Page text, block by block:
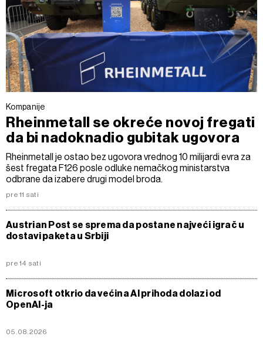
Kompanije
Rheinmetall se okreće novoj fregati
da bi nadoknadio gubitak ugovora
Rheinmetall je ostao bez ugovora vrednog 10 milijardi evra za
šest fregata F126 posle odluke nemačkog ministarstva
odbrane da izabere drugi model broda.
pre 11 sati
Austrian Post se sprema da postane najveći igrač u
dostavi paketa u Srbiji
pre 14 sati
Microsoft otkrio da većina AI prihoda dolazi od
OpenAI-ja
05.08.2026